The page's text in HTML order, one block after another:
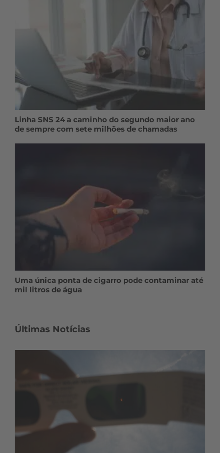
Linha SNS 24 a caminho do segundo maior ano
de sempre com sete milhões de chamadas
Uma única ponta de cigarro pode contaminar até
mil litros de água
Últimas Notícias